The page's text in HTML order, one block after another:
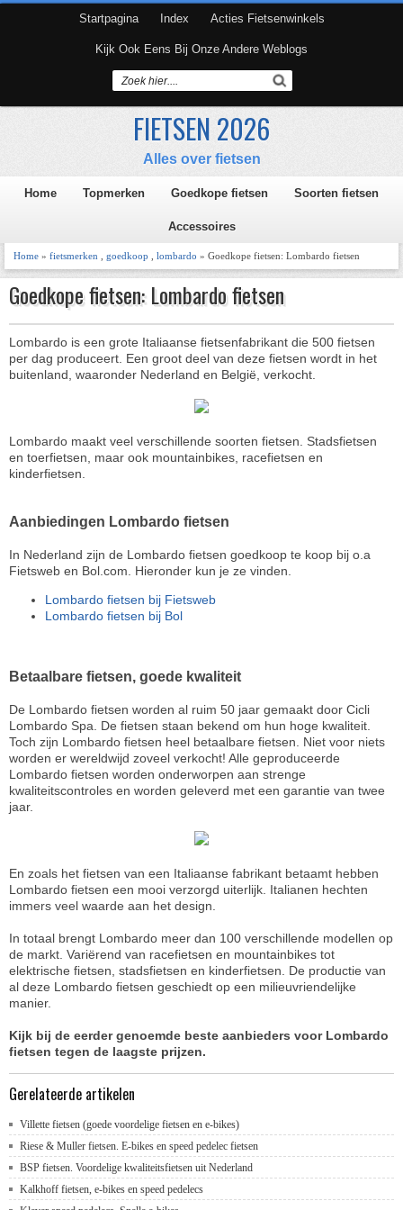
Startpagina Index Acties Fietsenwinkels
Kijk Ook Eens Bij Onze Andere Weblogs
FIETSEN 2026
Alles over fietsen
Home Topmerken Goedkope fietsen Soorten fietsen
Accessoires
Home » fietsmerken goedkoop lombardo » Goedkope fietsen: Lombardo fietsen
Goedkope fietsen: Lombardo fietsen
Lombardo is een grote Italiaanse fietsenfabrikant die 500 fietsen
per dag produceert. Een groot deel van deze fietsen wordt in het
buitenland, waaronder Nederland en België, verkocht.
Lombardo maakt veel verschillende soorten fietsen. Stadsfietsen
en toerfietsen, maar ook mountainbikes, racefietsen en
kinderfietsen.
Aanbiedingen Lombardo fietsen
In Nederland zijn de Lombardo fietsen goedkoop te koop bij o.a
Fietsweb en Bol.com. Hieronder kun je ze vinden.
Lombardo fietsen bij Fietsweb
Lombardo fietsen bij Bol
Betaalbare fietsen, goede kwaliteit
De Lombardo fietsen worden al ruim 50 jaar gemaakt door Cicli
Lombardo Spa. De fietsen staan bekend om hun hoge kwaliteit.
Toch zijn Lombardo fietsen heel betaalbare fietsen. Niet voor niets
worden er wereldwijd zoveel verkocht! Alle geproduceerde
Lombardo fietsen worden onderworpen aan strenge
kwaliteitscontroles en worden geleverd met een garantie van twee
jaar.
En zoals het fietsen van een Italiaanse fabrikant betaamt hebben
Lombardo fietsen een mooi verzorgd uiterlijk. Italianen hechten
immers veel waarde aan het design.
In totaal brengt Lombardo meer dan 100 verschillende modellen op
de markt. Variërend van racefietsen en mountainbikes tot
elektrische fietsen, stadsfietsen en kinderfietsen. De productie van
al deze Lombardo fietsen geschiedt op een milieuvriendelijke
manier.
Kijk bij de eerder genoemde beste aanbieders voor Lombardo
fietsen tegen de laagste prijzen.
Gerelateerde artikelen
Villette fietsen (goede voordelige fietsen en e-bikes)
Riese & Muller fietsen. E-bikes en speed pedelec fietsen
BSP fietsen. Voordelige kwaliteitsfietsen uit Nederland
Kalkhoff fietsen, e-bikes en speed pedelecs